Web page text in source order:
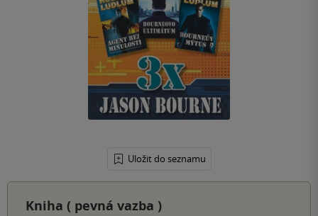
Uložit do seznamu
Kniha ( pevná vazba )